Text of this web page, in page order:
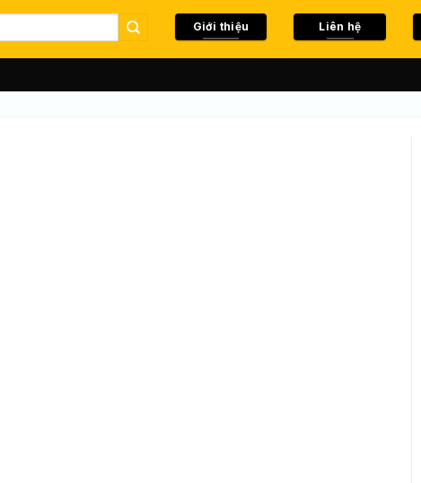
Giới thiệu Liên hệ